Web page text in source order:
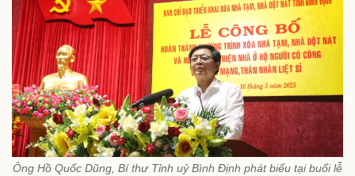
Ông Hồ Quốc Dũng, Bí thư Tỉnh uỷ Bình Định phát biểu tại buổi lễ